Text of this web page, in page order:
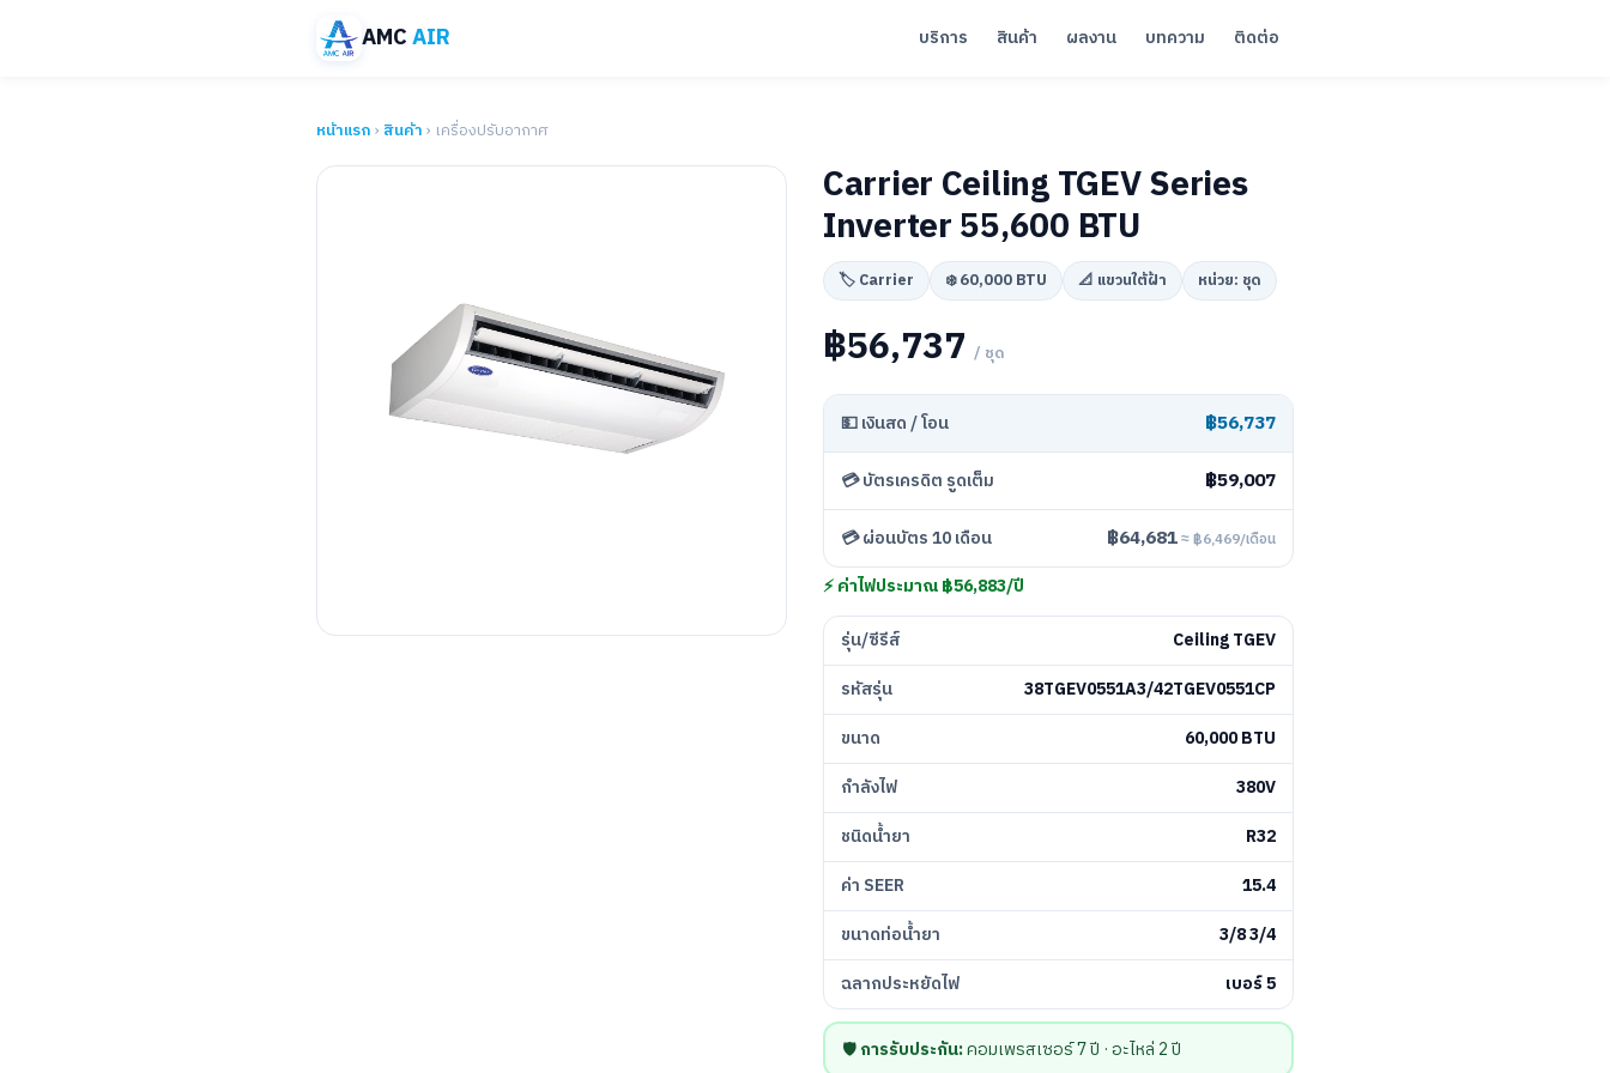
AMCAIR บริการ สินค้า ผลงาน บทความ ติดต่อ
หน้าแรก› สินค้า› เครื่องปรับอากาศ
Carrier Ceiling TGEV Series
Inverter 55,600 BTU
🏷️ Carrier ❄️ 60,000 BTU 📐 แขวนใต้ฝ้า หน่วย: ชุด
฿56,737 / ชุด
💵 เงินสด / โอน ฿56,737
💳 บัตรเครดิต รูดเต็ม ฿59,007
💳 ผ่อนบัตร 10 เดือน ฿64,681≈ ฿6,469/เดือน
⚡ ค่าไฟประมาณ ฿56,883/ปี
รุ่น/ซีรีส์
Ceiling TGEV
รหัสรุ่น
38TGEV0551A3/42TGEV0551CP
ขนาด
60,000 BTU
กำลังไฟ
380V
ชนิดน้ำยา
R32
ค่า SEER
15.4
ขนาดท่อน้ำยา
3/8 3/4
ฉลากประหยัดไฟ
เบอร์ 5
🛡️การรับประกัน:คอมเพรสเซอร์ 7 ปี · อะไหล่ 2 ปี